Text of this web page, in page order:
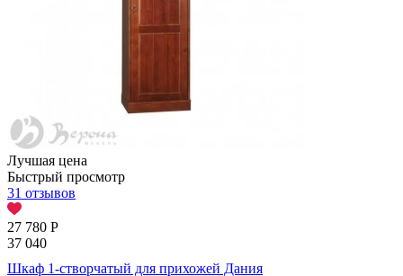
Лучшая цена
Быстрый просмотр
31 отзывов
27 780 Р
37 040
Шкаф 1-створчатый для прихожей Дания